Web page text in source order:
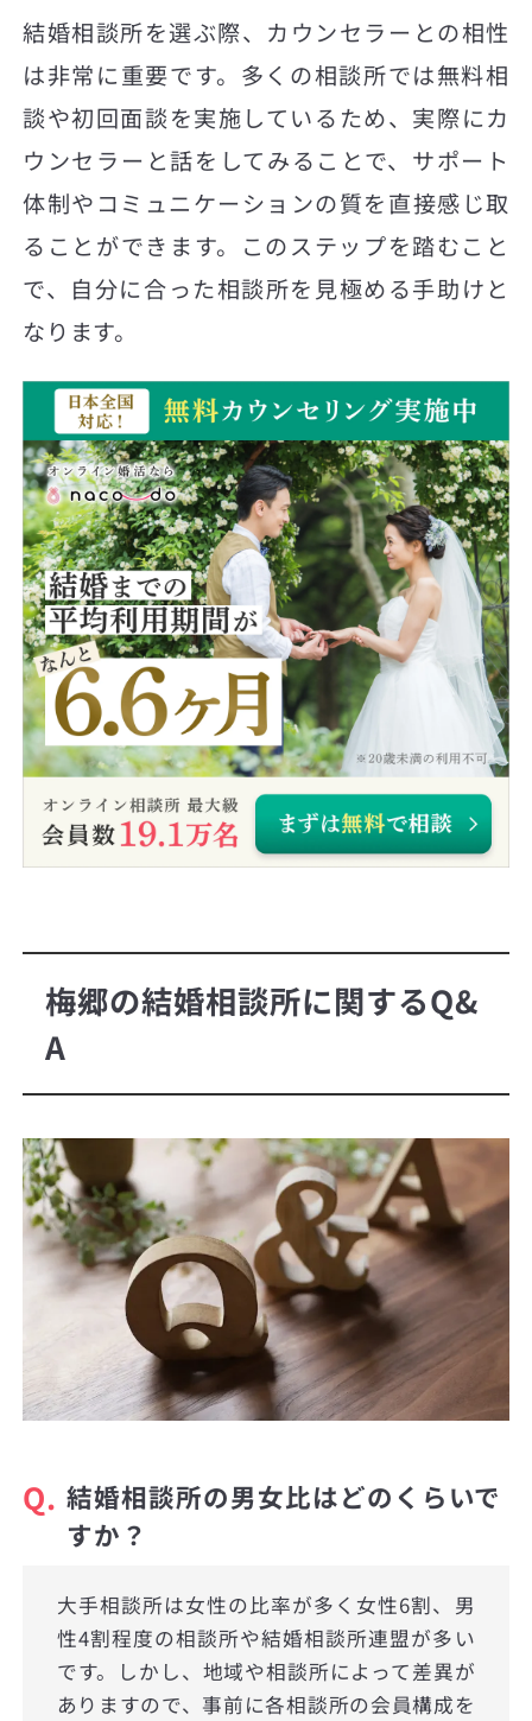
結婚相談所を選ぶ際、カウンセラーとの相性
は非常に重要です。多くの相談所では無料相
談や初回面談を実施しているため、実際にカ
ウンセラーと話をしてみることで、サポート
体制やコミュニケーションの質を直接感じ取
ることができます。このステップを踏むこと
で、自分に合った相談所を見極める手助けと
なります。
梅郷の結婚相談所に関するQ&
A
Q. 結婚相談所の男女比はどのくらいで
すか？
大手相談所は女性の比率が多く女性6割、男
性4割程度の相談所や結婚相談所連盟が多い
です。しかし、地域や相談所によって差異が
ありますので、事前に各相談所の会員構成を